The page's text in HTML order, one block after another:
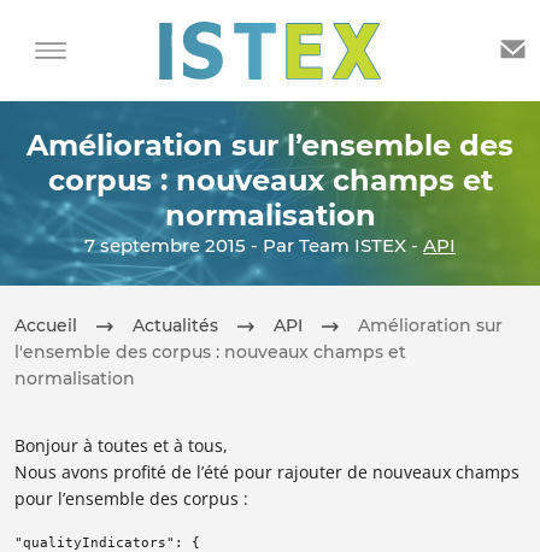
Amélioration sur l’ensemble des
corpus : nouveaux champs et
normalisation
7 septembre 2015 - Par Team ISTEX - API
Accueil Actualités API
Amélioration sur
l'ensemble des corpus : nouveaux champs et
normalisation
Bonjour à toutes et à tous,
Nous avons profité de l’été pour rajouter de nouveaux champs
pour l’ensemble des corpus :
"qualityIndicators": {